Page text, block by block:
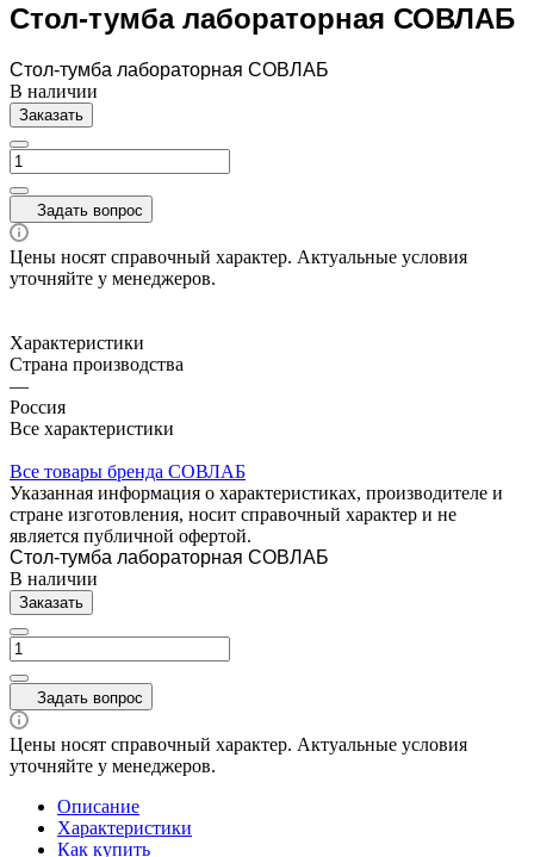
Стол-тумба лабораторная СОВЛАБ
Стол-тумба лабораторная СОВЛАБ
В наличии
Заказать
Задать вопрос
Цены носят справочный характер. Актуальные условия
уточняйте у менеджеров.
Характеристики
Страна производства
—
Россия
Все характеристики
Все товары бренда СОВЛАБ
Указанная информация о характеристиках, производителе и
стране изготовления, носит справочный характер и не
является публичной офертой.
Стол-тумба лабораторная СОВЛАБ
В наличии
Заказать
Задать вопрос
Цены носят справочный характер. Актуальные условия
уточняйте у менеджеров.
Описание
Характеристики
Как купить